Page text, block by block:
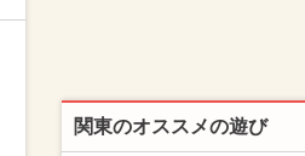
関東のオススメの遊び